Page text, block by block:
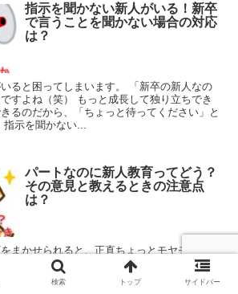
指示を聞かない新人がいる！新卒
で言うことを聞かない場合の対応
は？
ると困ってしまいます。 「新卒の新人なの
すよね（笑） もっと成長して独り立ちでき
るのだから、「ちょっと待ってください」と
示を聞かない...
パートなのに新人教育ってどう？
その意見と教えるときの注意点
は？
まかせられると、正直ちょっとモヤモヤしま
トなのに社員さんに教育するケースもあった
事では、 パートが新人教育することの世間的
...
検索 トップ サイドバー